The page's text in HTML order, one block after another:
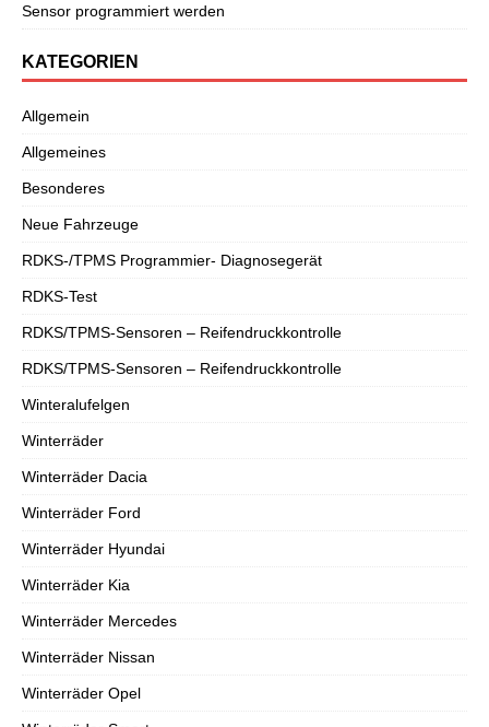
Sensor programmiert werden
KATEGORIEN
Allgemein
Allgemeines
Besonderes
Neue Fahrzeuge
RDKS-/TPMS Programmier- Diagnosegerät
RDKS-Test
RDKS/TPMS-Sensoren – Reifendruckkontrolle
RDKS/TPMS-Sensoren – Reifendruckkontrolle
Winteralufelgen
Winterräder
Winterräder Dacia
Winterräder Ford
Winterräder Hyundai
Winterräder Kia
Winterräder Mercedes
Winterräder Nissan
Winterräder Opel